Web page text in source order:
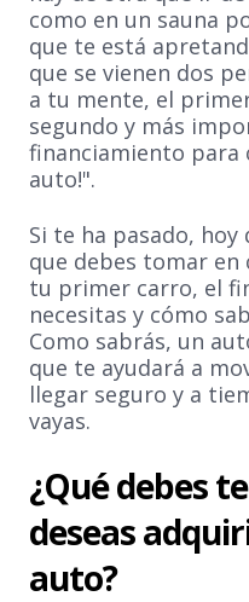
como en un sauna
que te está
que se vienen dos
a tu mente, el
segundo y más
financiamiento
auto!".
Si te ha pasado,
que debes tomar
tu primer carro, el
necesitas y cómo
Como sabrás, un
que te ayudará a
llegar seguro y a
vayas.
¿Qué debes
deseas
auto?